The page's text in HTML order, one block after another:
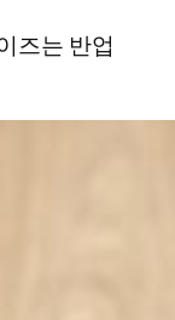
즈는 반업